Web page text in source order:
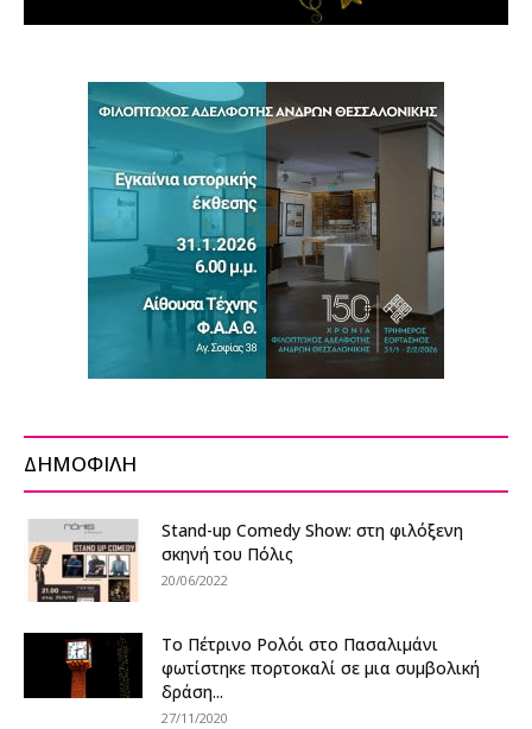
ΔΗΜΟΦΙΛΗ
Stand-up Comedy Show: στη φιλόξενη
σκηνή του Πόλις
20/06/2022
Το Πέτρινο Ρολόι στο Πασαλιμάνι
φωτίστηκε πορτοκαλί σε μια συμβολική
δράση...
27/11/2020